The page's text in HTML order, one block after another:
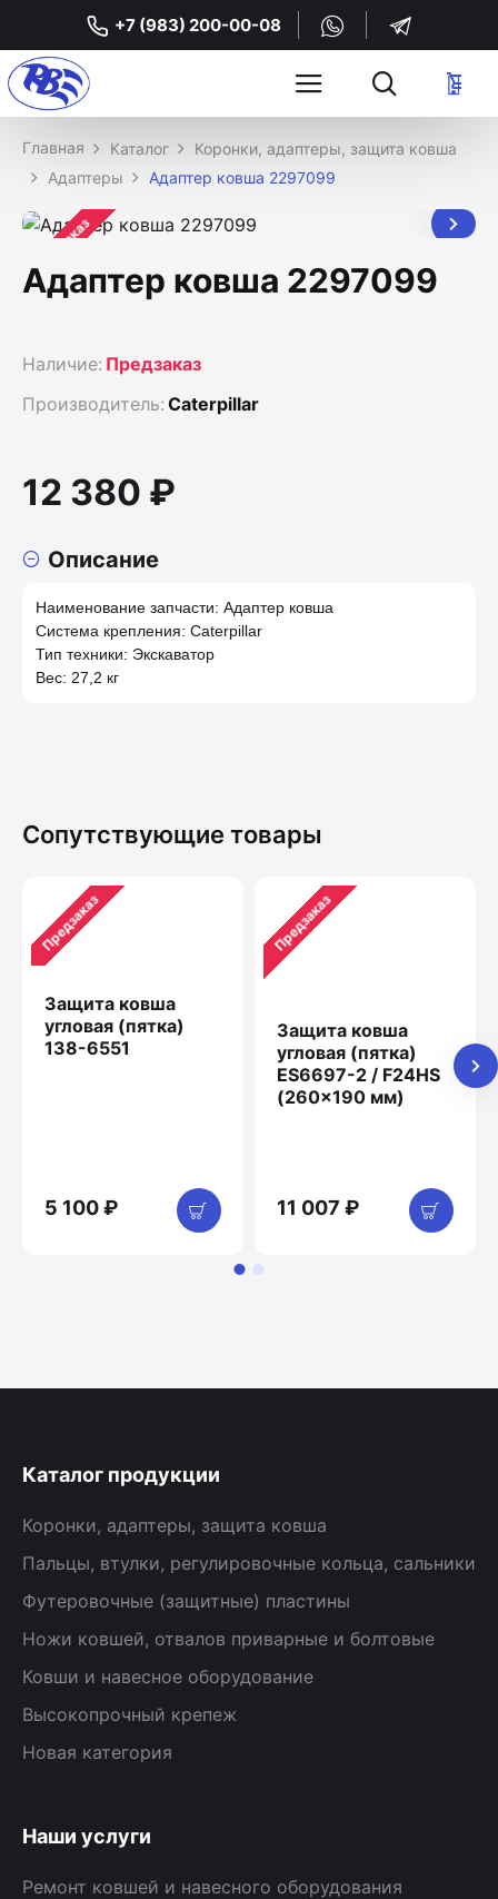
+7 (983) 200-00-08
Каталог
Коронки, адаптеры, защита ковша
Адаптеры
Адаптер ковша 2297099
Предзаказ
Адаптер ковша 2297099
12 380 ₽
Наличие: Предзаказ
Производитель: Caterpillar
Описание
Наименование запчасти: Адаптер ковша
Система крепления: Caterpillar
Тип техники: Экскаватор
Вес: 27,2 кг
Сопутствующие товары
Предзаказ
Защита ковша
угловая (пятка)
138-6551
5 100 ₽
Предзаказ
Защита ковша
угловая (пятка)
ES6697-2 / F24HS
(260x190 мм)
11 007 ₽
Каталог продукции
Коронки, адаптеры, защита ковша
Пальцы, втулки, регулировочные кольца, сальники
Футеровочные (защитные) пластины
Ножи ковшей, отвалов приварные и болтовые
Ковши и навесное оборудование
Высокопрочный крепеж
Новая категория
Наши услуги
Ремонт ковшей и навесного оборудования